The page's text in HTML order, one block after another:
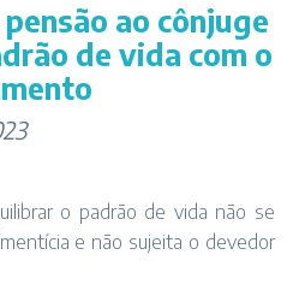
ao cônjuge
de vida com o
o padrão de vida não se
e não sujeita o devedor